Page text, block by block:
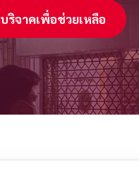
บริจาคเพื่อช่วยเหลือ